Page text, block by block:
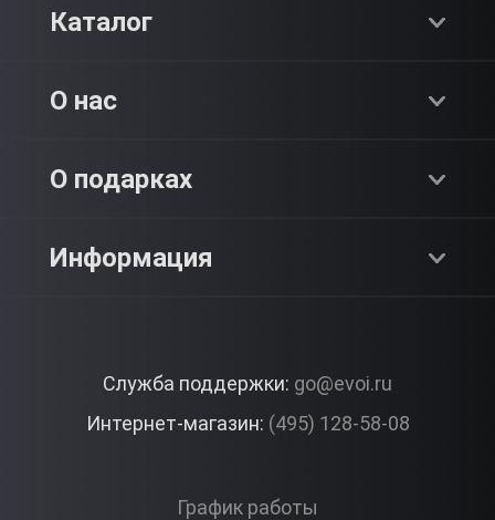
Каталог
Premium
О нас
О компании
Контакты
О подарках
Как это работает?
Вопросы и ответы
Информация
Корпоративные подарки
Служба поддержки: go@evoi.ru
Интернет-магазин: (495) 128-58-08
График работы